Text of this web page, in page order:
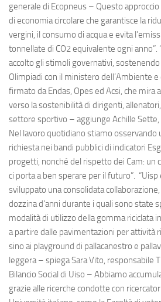
generale di Ecopneus – Questo
di economia circolare che garantisce la
vergini, il consumo di acqua e evita
tonnellate di CO2 equivalente ogni anno”.
accolto gli stimoli governativi,
Olimpiadi con il ministero dell’Ambiente e
firmato da Endas, Opes ed Acsi, che mira
verso la sostenibilità di dirigenti,
settore sportivo – aggiunge Achille
Nel lavoro quotidiano stiamo osservando
richiesta nei bandi pubblici di indicatori
progetti, nonché del rispetto dei Cam: un
ci porta a ben sperare per il futuro”. “Uisp
sviluppato una consolidata
dozzina d'anni durante i quali sono state
modalità di utilizzo della gomma riciclata
a partire dalle pavimentazioni per attività
sino ai playground di pallacanestro e
leggera – spiega Sara Vito, responsabile
Bilancio Social di Uiso – Abbiamo
grazie alle ricerche condotte con